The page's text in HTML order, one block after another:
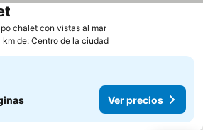
chalet con vistas al marVer precios
km de: Centro de la ciudad
Ver precios